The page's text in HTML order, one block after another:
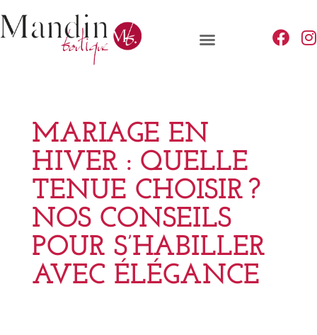
MARIAGE EN
HIVER : QUELLE
TENUE CHOISIR ?
NOS CONSEILS
POUR S’HABILLER
AVEC ÉLÉGANCE